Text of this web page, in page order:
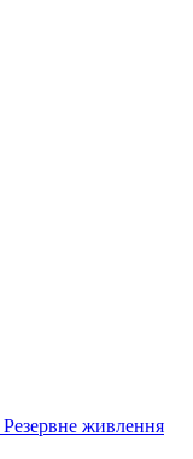
Резервне живлення